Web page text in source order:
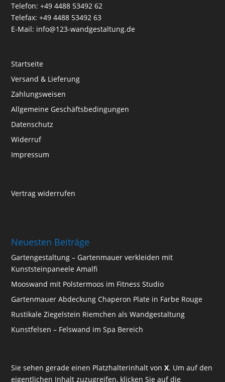
Telefon: +49 4488 53492 62
Telefax: +49 4488 53492 63
E-Mail: info@123-wandgestaltung.de
Startseite
Versand & Lieferung
Zahlungsweisen
Allgemeine Geschäftsbedingungen
Datenschutz
Widerruf
Impressum
Vertrag widerrufen
Neuesten Beiträge
Gartengestaltung – Gartenmauer verkleiden mit
Kunststeinpaneele Amalfi
Mooswand mit Polstermoos im Fitness Studio
Gartenmauer Abdeckung Chaperon Plate in Farbe Rouge
Rustikale Ziegelstein Riemchen als Wandgestaltung
Kunstfelsen – Felswand im Spa Bereich
Sie sehen gerade einen Platzhalterinhalt vonX. Um auf den
eigentlichen Inhalt zuzugreifen, klicken Sie auf die